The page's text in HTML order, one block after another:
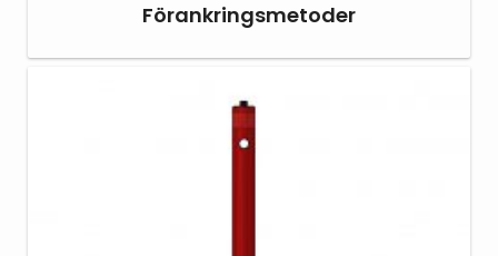
Förankringsmetoder